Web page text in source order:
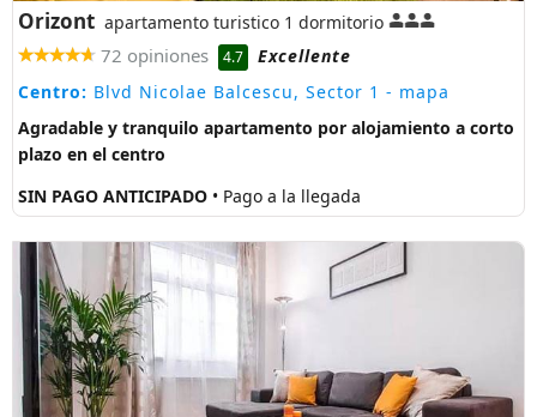
Orizont apartamento turistico 1 dormitorio
72 opiniones 4.7
Excellente
Centro: Blvd Nicolae Balcescu, Sector 1 - mapa
Agradable y tranquilo apartamento por alojamiento a corto
plazo en el centro
SIN PAGO ANTICIPADO • Pago a la llegada